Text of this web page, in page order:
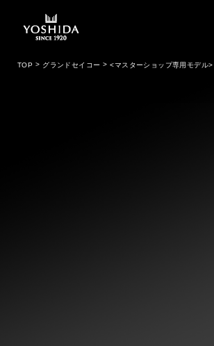
TOP グランドセイコー <マスターショップ専用モデル